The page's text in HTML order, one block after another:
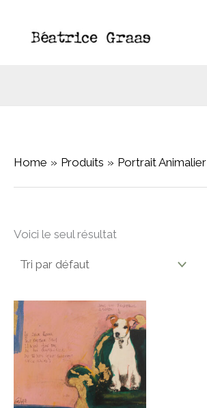
Home Produits Portrait Animalier
Voici le seul résultat